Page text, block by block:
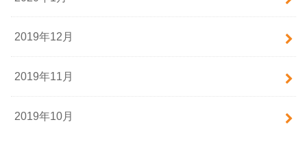
2019年12月
2019年11月
2019年10月